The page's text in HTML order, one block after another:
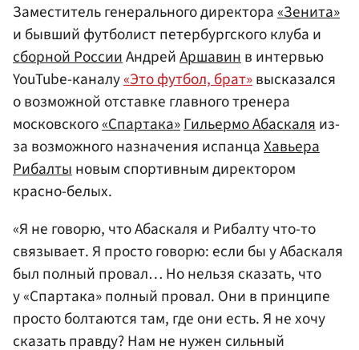
Заместитель генерального директора«Зенита»
и бывший футболист петербургского клуба и
сборнойРоссииАндрейАршавинв интервью
YouTube-каналу«Это футбол, брат»высказался
о возможной отставке главного тренера
московского«Спартака»Гильермо Абаскаляиз-
за возможного назначения испанцаХавьера
Рибалтыновым спортивным директором
красно-белых.
«Я не говорю, что Абаскаля и Рибалту что-то
связывает. Я просто говорю: если бы у Абаскаля
был полный провал… Но нельзя сказать, что
у «Спартака» полный провал. Они в принципе
просто болтаются там, где они есть. Я не хочу
сказать правду? Нам не нужен сильный